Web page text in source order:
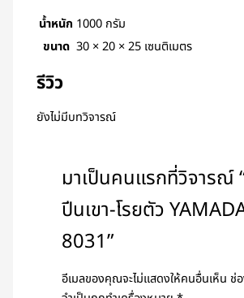
น้ำหนัก 1000 กรัม
ขนาด 30 × 20 × 25 เซนติเมตร
รีวิว
ยังไม่มีบทวิจารณ์
มาเป็นคนแรกที่วิจารณ์
ปีนเขา-โรยตัว
8031”
อีเมลของคุณจะไม่แสดงให้คนอื่นเห็น ช่